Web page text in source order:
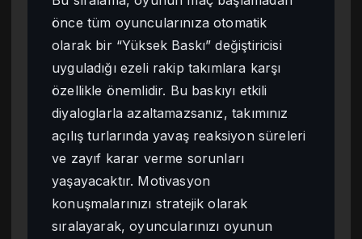
önce tüm oyuncularınıza otomatik
olarak bir “Yüksek Baskı” değiştiricisi
uyguladığı ezeli rakip takımlara karşı
özellikle önemlidir. Bu baskıyı etkili
diyaloglarla azaltamazsanız, takımınız
açılış turlarında yavaş reaksiyon süreleri
ve zayıf karar verme sorunları
yaşayacaktır. Motivasyon
konuşmalarınızı stratejik olarak
sıralayarak, oyuncularınızı oyunun